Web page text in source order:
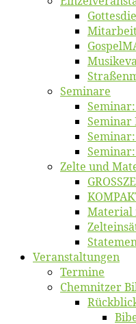
Se­mi­na­re
Se­mi­nar:
Se­mi­nar
Se­mi­nar:
Zel­te und
Ma­te­ri­al
Ver­an­stal­tun­gen
Ter­mi­ne
Chemnit­zer